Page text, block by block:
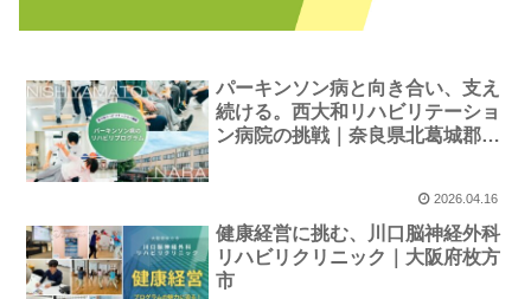
パーキンソン病と向き合い、支え
続ける。西大和リハビリテーショ
ン病院の挑戦｜奈良県北葛城郡上
2026.04.16
健康経営に挑む、川口脳神経外科
リハビリクリニック｜大阪府枚方
市